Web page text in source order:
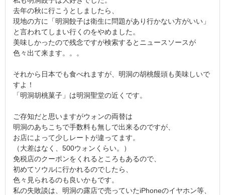
去年の秋に行こうとしましたら、
現地の方に「明洞餃子は衛生に問題があり行かない方がいい」
と言われてしまい行くのをやめました。
美味しかったので残念ですが検索するとニュースソースが
色々出て来ます。。。
それから日本でも食べれますが、明洞の胡桃饅頭も美味しいで
すよ！
「明洞胡桃菓子」は明洞聖堂の近くです。
ご存知だと思いますがウォンの両替は
明洞のあちこちで手数料も無しで出来るのですが、
お店によって少しレートが違ってます。
（大差はなく、500ウォンくらい。）
免税店のクーポンをくれるところもあるので、
初めてソウルに行かれるのでしたら、
色々見られるのも良いかもです。
私の失敗談は、明洞の露店で売っていたiPhoneのイヤホン等、